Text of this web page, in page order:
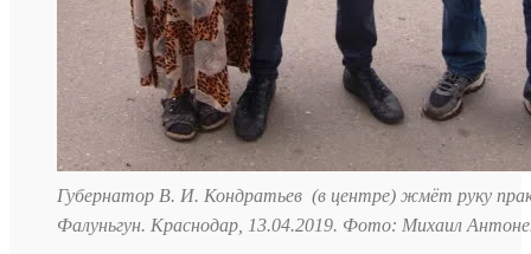
Губернатор В. И. Кондратьев (в центре) жмёт руку
Фалуньгун. Краснодар, 13.04.2019. Фото: Михаил